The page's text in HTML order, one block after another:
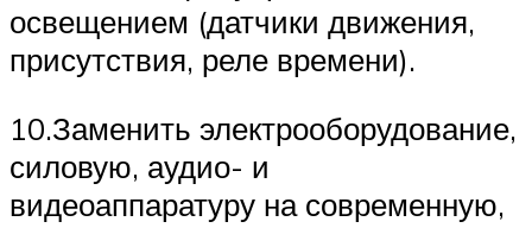
освещением (датчики движения,
присутствия, реле времени).
10.Заменить электрооборудование,
силовую, аудио- и
видеоаппаратуру на современную,